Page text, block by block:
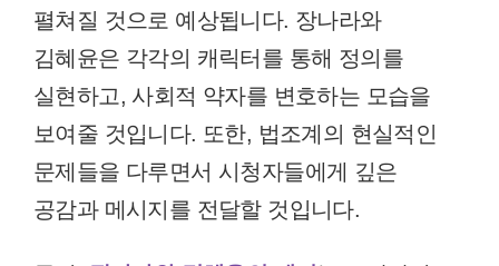
펼쳐질 것으로 예상됩니다. 장나라와
김혜윤은 각각의 캐릭터를 통해 정의를
실현하고, 사회적 약자를 변호하는 모습을
보여줄 것입니다. 또한, 법조계의 현실적인
문제들을 다루면서 시청자들에게 깊은
공감과 메시지를 전달할 것입니다.